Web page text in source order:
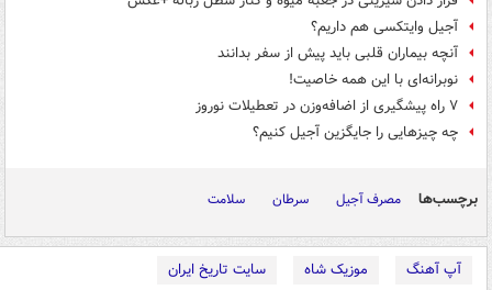
آجیل‌ وایتکسی هم داریم؟
آنچه بیماران قلبی باید پیش از سفر بدانند
نوبرانه‌ای با این همه خاصیت!
۷ راه پیشگیری از اضافه‌وزن در تعطیلات نوروز
چه چیزهایی را جایگزین آجیل کنیم؟
برچسب‌ها مصرف آجیل سرطان سلامت
آپ آهنگ موزیک شاه
سایت تاریخ ایران